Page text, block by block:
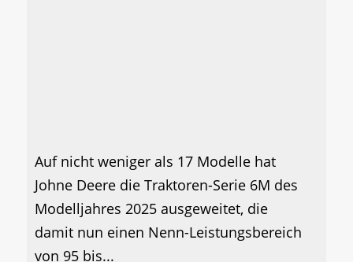
Auf nicht weniger als 17 Modelle hat
Johne Deere die Traktoren-Serie 6M des
Modelljahres 2025 ausgeweitet, die
damit nun einen Nenn-Leistungsbereich
von 95 bis...